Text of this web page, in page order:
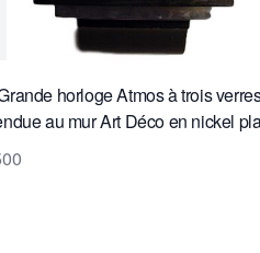
vendeur de Van Brug
horloge Atmos à trois
au mur Art Déco en nickel